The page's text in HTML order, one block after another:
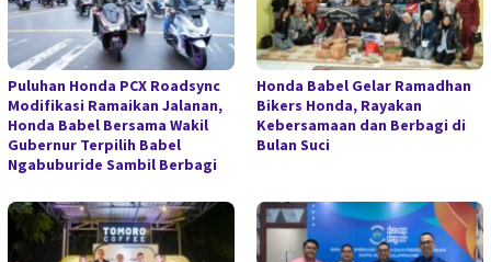
Puluhan Honda PCX Roadsync
Modifikasi Ramaikan Jalanan,
Honda Babel Bersama Wakil
Gubernur Terpilih Babel
Ngabuburide Sambil Berbagi
Honda Babel Gelar Ramadhan
Bikers Honda, Rayakan
Kebersamaan dan Berbagi di
Bulan Suci